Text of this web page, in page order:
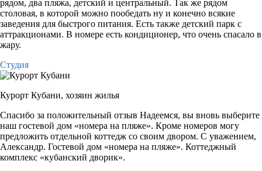
рядом, два пляжа, детский и центральный. Так же рядом
столовая, в которой можно пообедать ну и конечно всякие
заведения для быстрого питания. Есть также детский парк с
аттракционами. В номере есть кондиционер, что очень спасало в
жару.
Студия
Курорт Кубани, хозяин жилья
Спасибо за положительный отзыв Надеемся, вы вновь выберите
наш гостевой дом «номера на пляже». Кроме номеров могу
предложить отдельной коттедж со своим двором. С уважением,
Александр. Гостевой дом «номера на пляже». Коттеджный
комплекс «кубанский дворик».